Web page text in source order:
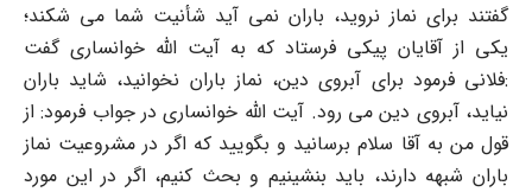
گفتند برای نماز نروید، باران نمی آید شأنیت شما می شکند؛
یکی از آقایان پیکی فرستاد که به آیت الله خوانساری گفت
:فلانی فرمود برای آبروی دین، نماز باران نخوانید، شاید باران
نیاید، آبروی دین می رود. آیت الله خوانساری در جواب فرمود: از
قول من به آقا سلام برسانید و بگویید که اگر در مشروعیت نماز
باران شبهه دارند، باید بنشینیم و بحث کنیم، اگر در این مورد